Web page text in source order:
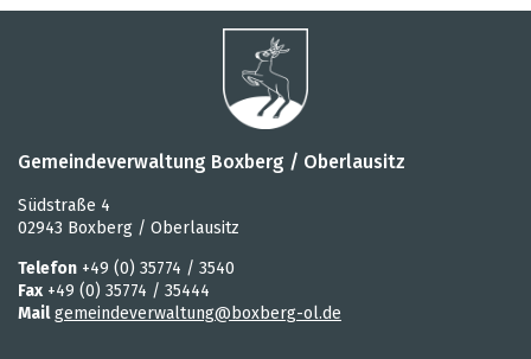
Gemeindeverwaltung Boxberg / Oberlausitz
Südstraße 4
02943 Boxberg / Oberlausitz
Telefon +49 (0) 35774 / 3540
Fax +49 (0) 35774 / 35444
Mail gemeindeverwaltung@boxberg-ol.de